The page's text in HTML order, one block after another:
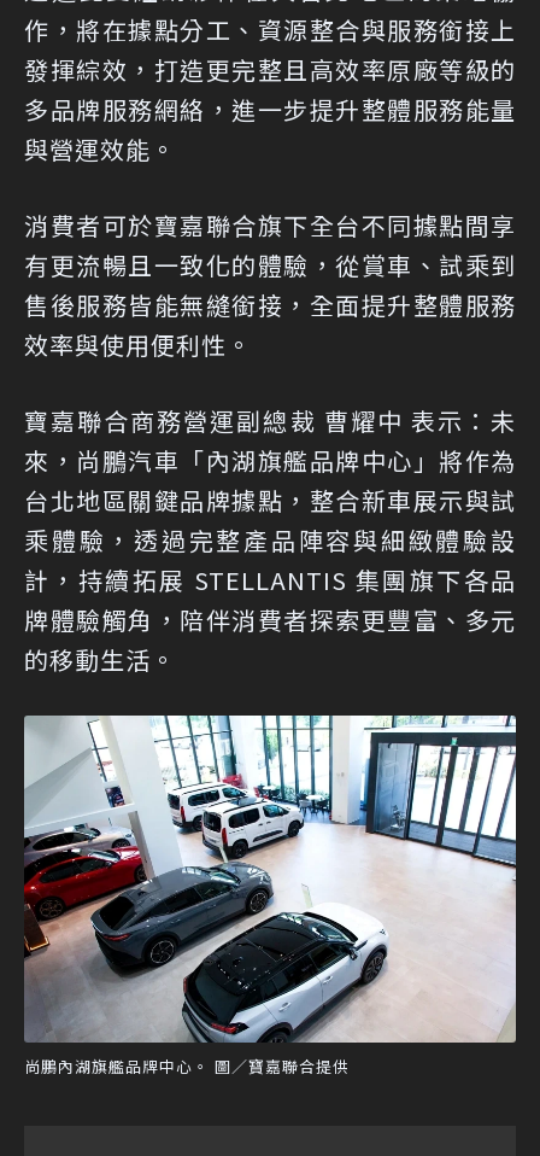
作，將在據點分工、資源整合與服務銜接上
發揮綜效，打造更完整且高效率原廠等級的
多品牌服務網絡，進一步提升整體服務能量
與營運效能。
消費者可於寶嘉聯合旗下全台不同據點間享
有更流暢且一致化的體驗，從賞車、試乘到
售後服務皆能無縫銜接，全面提升整體服務
效率與使用便利性。
寶嘉聯合商務營運副總裁 曹耀中 表示：未
來，尚鵬汽車「內湖旗艦品牌中心」將作為
台北地區關鍵品牌據點，整合新車展示與試
乘體驗，透過完整產品陣容與細緻體驗設
計，持續拓展 STELLANTIS 集團旗下各品
牌體驗觸角，陪伴消費者探索更豐富、多元
的移動生活。
尚鵬內湖旗艦品牌中心。 圖／寶嘉聯合提供